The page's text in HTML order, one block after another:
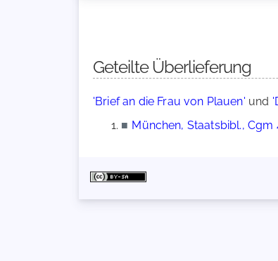
Geteilte Überlieferung
'Brief an die Frau von Plauen' und
■ München, Staatsbibl., Cgm